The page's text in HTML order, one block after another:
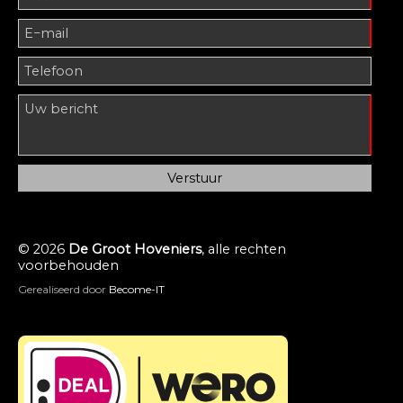
de borders niet bij je gazon kan komen. Alle
voedingsstoffen die je gazon nodig heeft kun je
bij ons bestellen!
banen over het gazon, in zowel de breedte als in
de lengte. Op een heuvel kun je gaten prikken
met een riek waarna je het mos makkelijk kan
verwijderen. Zaai kale plekken bij na het
verticuteren. Zijn er grote takken die het zonlicht
mos groeit sneller op donkere plekken. Het is
natuurlijk beter om mos te voorkomen dan het
onderhoudskalender op onze site.
© 2026 De Groot Hoveniers, alle rechten
voorbehouden
Gerealiseerd door Become-IT